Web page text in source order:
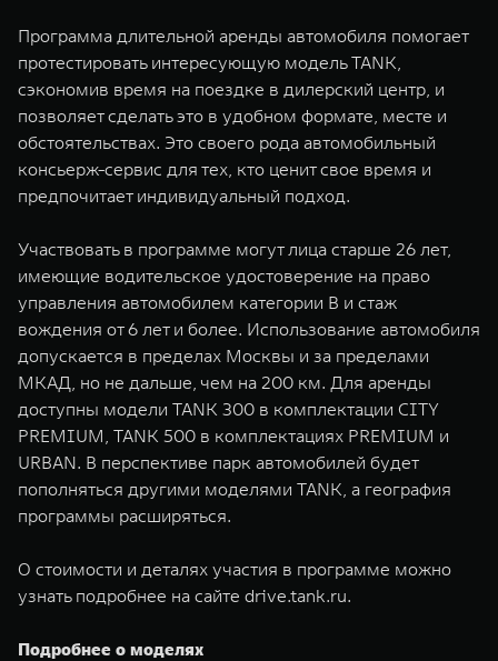
WEY 80
Масштаб возможностей
от 6 449 000 ₽
WEY 80
Масштаб
от 8 099
Программа длительной аренды автомобиля помогает
протестировать интересующую модель TANK,
сэкономив время на поездке в дилерский центр, и
позволяет сделать это в удобном формате, месте и
обстоятельствах. Это своего рода автомобильный
консьерж-сервис для тех, кто ценит свое время и
предпочитает индивидуальный подход.
Участвовать в программе могут лица старше 26 лет,
имеющие водительское удостоверение на право
управления автомобилем категории В и стаж
вождения от 6 лет и более. Использование автомобиля
допускается в пределах Москвы и за пределами
МКАД, но не дальше, чем на 200 км. Для аренды
доступны модели TANK 300 в комплектации CITY
PREMIUM, TANK 500 в комплектациях PREMIUM и
URBAN. В перспективе парк автомобилей будет
пополняться другими моделями TANK, а география
программы расширяться.
О стоимости и деталях участия в программе можно
узнать подробнее на сайте drive.tank.ru.
Подробнее о моделях